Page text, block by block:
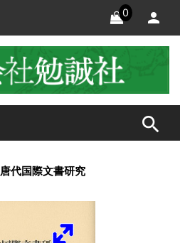
0
search
唐代国際文書研究